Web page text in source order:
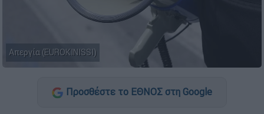
Απεργία (EUROKINISSI)
Προσθέστε το ΕΘΝΟΣ στη Google